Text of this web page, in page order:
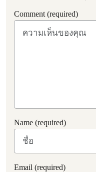
Comment (required)
Name (required)
Email (required)